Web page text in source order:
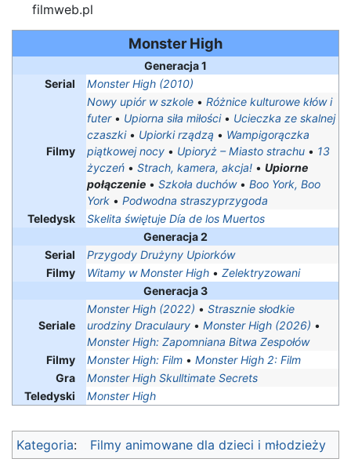
filmweb.pl
Monster High
Generacja 1
Serial
Monster High (2010)
Filmy
Nowy upiór w szkole • Różnice kulturowe kłów i
futer• Upiorna siła miłości• Ucieczka ze skalnej
czaszki• Upiorki rządzą • Wampigorączka
piątkowej nocy • Upioryż – Miasto strachu • 13
życzeń • Strach, kamera, akcja! • Upiorne
połączenie • Szkoła duchów• Boo York, Boo
York • Podwodna straszyprzygoda
Teledysk
Skelita świętuje Día de los Muertos
Generacja 2
Serial
Przygody Drużyny Upiorków
Filmy
Witamy w Monster High • Zelektryzowani
Generacja 3
Seriale
Monster High (2022) • Strasznie słodkie
urodziny Draculaury • Monster High (2026) •
Monster High: Zapomniana Bitwa Zespołów
Filmy
Monster High: Film • Monster High 2: Film
Gra
Monster High Skulltimate Secrets
Teledyski
Monster High
Kategoria: Filmy animowane dla dzieci i młodzieży